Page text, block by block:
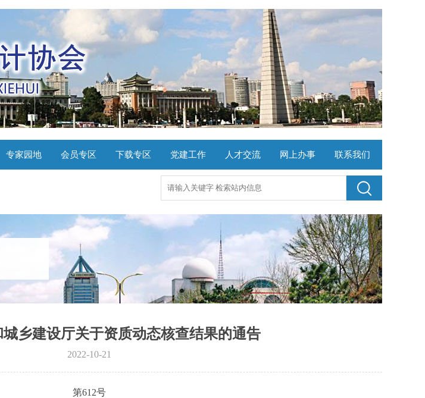
专家园地 会员专区 下载专区 党建工作 人才交流 网上办事 联系我们
乡建设厅关于资质动态核查结果的通告
2022-10-21
第612号